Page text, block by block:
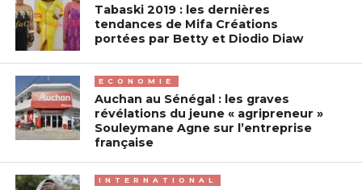
Tabaski 2019 : les dernières
tendances de Mifa Créations
portées par Betty et Diodio Diaw
ECONOMIE
Auchan au Sénégal : les graves
révélations du jeune « agripreneur »
Souleymane Agne sur l’entreprise
française
INTERNATIONAL